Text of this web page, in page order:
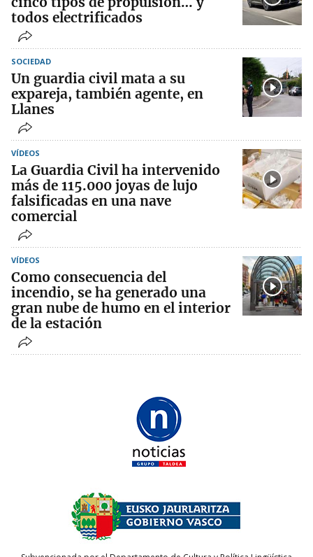
todos electrificados
SOCIEDAD
Un guardia civil mata a su
expareja, también agente, en
Llanes
VÍDEOS
La Guardia Civil ha intervenido
más de 115.000 joyas de lujo
falsificadas en una nave
comercial
VÍDEOS
Como consecuencia del
incendio, se ha generado una
gran nube de humo en el interior
de la estación